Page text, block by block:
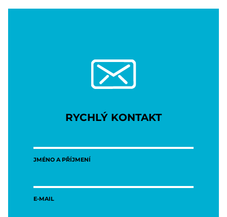
RYCHLÝ KONTAKT
JMÉNO A PŘÍJMENÍ
E-MAIL